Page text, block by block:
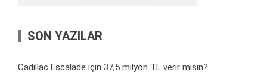
SON YAZILAR
Cadillac Escalade için 37,5 milyon TL verir misin?